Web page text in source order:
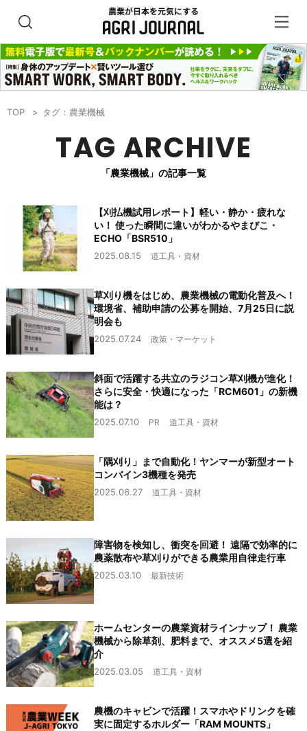
TOP タグ：農業機械
TAG ARCHIVE
「農業機械」の記事一覧
【刈払機試用レポート】軽い・静か・疲れな
い！ 使った瞬間に違いがわかるやまびこ・
ECHO「BSR510」
2025.08.15 道工具・資材
草刈り機をはじめ、農業機械の電動化普及へ！
環境省、補助申請の公募を開始、7月25日に説
明会も
2025.07.24 政策・マーケット
斜面で活躍する共立のラジコン草刈機が進化！
さらに安全・快適になった「RCM601」の新機
能は？
2025.07.10 PR 道工具・資材
「隅刈り」まで自動化！ヤンマーが新型オート
コンバイン3機種を発売
2025.06.27 道工具・資材
障害物を検知し、衝突を回避！ 遠隔で効率的に
農薬散布や草刈りができる農業用自律走行車
2025.03.10 最新技術
ホームセンターの農業資材ラインナップ！ 農業
機械から除草剤、肥料まで、オススメ5選を紹
介
2025.03.05 道工具・資材
農機のキャビンで活躍！スマホやドリンクを確
実に固定するホルダー「RAM MOUNTS」